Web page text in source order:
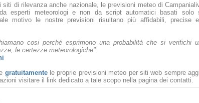
siti di rilevanza anche nazionale, le previsioni meteo di
esperti meteorologi e non da script automatici basati solo
motivo le nostre previsioni risultano più affidabili, precise
cosi perché esprimono una probabilità che si verifichi
le certezze meteorologiche"
gratuitamentele proprie previsioni meteo per siti web sempre
visitare il link dedicato a tale scopo nella pagina dei contatti.